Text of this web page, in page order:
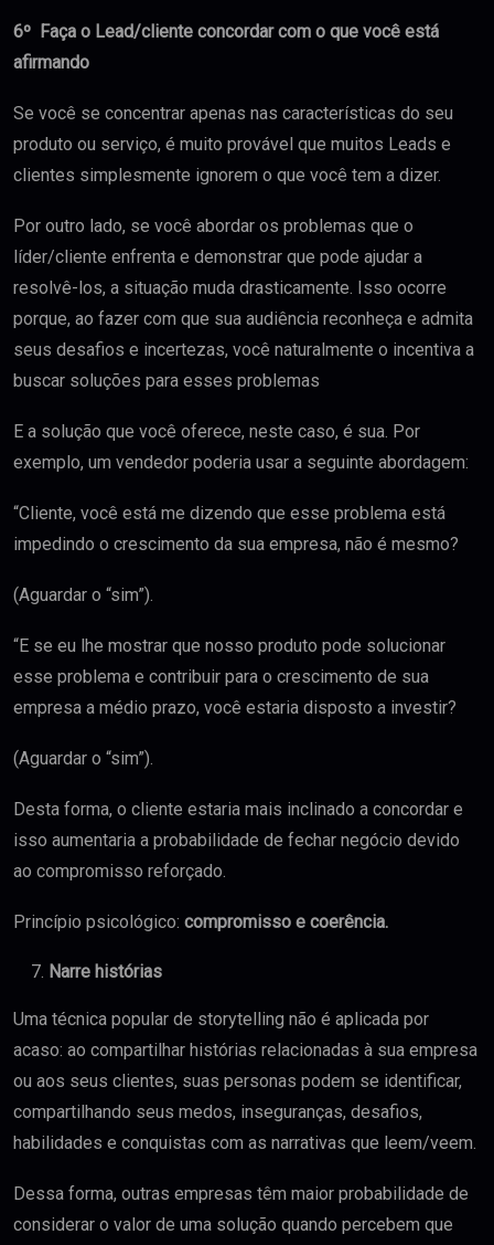
6º Faça o Lead/cliente concordar com o que você está
afirmando
Se você se concentrar apenas nas características do seu
produto ou serviço, é muito provável que muitos Leads e
clientes simplesmente ignorem o que você tem a dizer.
Por outro lado, se você abordar os problemas que o
líder/cliente enfrenta e demonstrar que pode ajudar a
resolvê-los, a situação muda drasticamente. Isso ocorre
porque, ao fazer com que sua audiência reconheça e admita
seus desafios e incertezas, você naturalmente o incentiva a
buscar soluções para esses problemas
E a solução que você oferece, neste caso, é sua. Por
exemplo, um vendedor poderia usar a seguinte abordagem:
“Cliente, você está me dizendo que esse problema está
impedindo o crescimento da sua empresa, não é mesmo?
(Aguardar o “sim”).
“E se eu lhe mostrar que nosso produto pode solucionar
esse problema e contribuir para o crescimento de sua
empresa a médio prazo, você estaria disposto a investir?
(Aguardar o “sim”).
Desta forma, o cliente estaria mais inclinado a concordar e
isso aumentaria a probabilidade de fechar negócio devido
ao compromisso reforçado.
Princípio psicológico: compromisso e coerência.
Narre histórias
Uma técnica popular de storytelling não é aplicada por
acaso: ao compartilhar histórias relacionadas à sua empresa
ou aos seus clientes, suas personas podem se identificar,
compartilhando seus medos, inseguranças, desafios,
habilidades e conquistas com as narrativas que leem/veem.
Dessa forma, outras empresas têm maior probabilidade de
considerar o valor de uma solução quando percebem que